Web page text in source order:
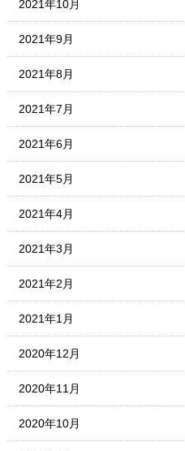
2021年10月
2021年9月
2021年8月
2021年7月
2021年6月
2021年5月
2021年4月
2021年3月
2021年2月
2021年1月
2020年12月
2020年11月
2020年10月